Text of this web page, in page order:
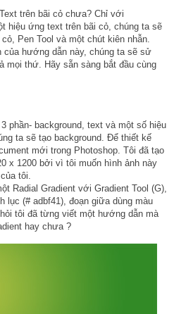
trên bãi cỏ chưa? Chỉ với
hiệu ứng text trên bãi cỏ, chúng ta sẽ
Pen Tool và một chút kiên nhẫn.
của hướng dẫn này, chúng ta sẽ sử
mọi thứ. Hãy sẵn sàng bắt đầu cùng
phần- background, text và một số hiệu
ta sẽ tạo background. Để thiết kế
mới trong Photoshop. Tôi đã tạo
x 1200 bởi vì tôi muốn hình ảnh này
tôi.
Radial Gradient với Gradient Tool (G),
lục (# adbf41), đoạn giữa dùng màu
tôi đã từng viết một hướng dẫn mà
hay chưa ?